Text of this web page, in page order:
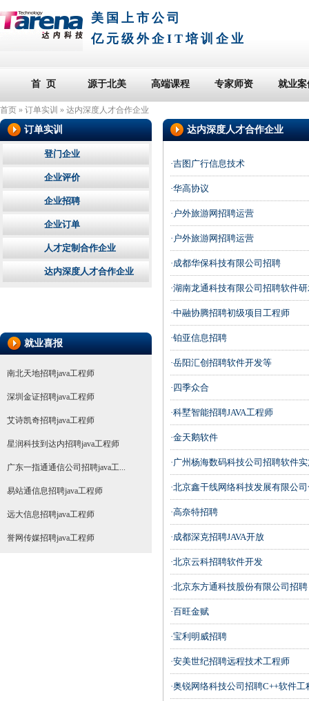
美国上市公司
亿元级外企IT培训企业
首 页 源于北美 高端课程 专家师资 就业案
首页 » 订单实训 » 达内深度人才合作企业
达内深度人才合作企业
·吉图广行信息技术
·华高协议
·户外旅游网招聘运营
·户外旅游网招聘运营
·成都华保科技有限公司招聘
·湖南龙通科技有限公司招聘软件
·中融协腾招聘初级项目工程师
·铂亚信息招聘
·岳阳汇创招聘软件开发等
·四季众合
·科墅智能招聘JAVA工程师
·金天鹅软件
·广州杨海数码科技公司招聘软件
·北京鑫干线网络科技发展有限公
·高奈特招聘
·成都深克招聘JAVA开放
·北京云科招聘软件开发
·北京东方通科技股份有限公司招聘
·百旺金赋
·宝利明威招聘
·安美世纪招聘远程技术工程师
·奥锐网络科技公司招聘C++软件工
订单实训
登门企业
企业评价
企业招聘
企业订单
人才定制合作企业
达内深度人才合作企业
就业喜报
南北天地招聘java工程师
深圳金证招聘java工程师
艾诗凯奇招聘java工程师
星润科技到达内招聘java工程师
广东一指通通信公司招聘java工...
易站通信息招聘java工程师
远大信息招聘java工程师
誉网传媒招聘java工程师